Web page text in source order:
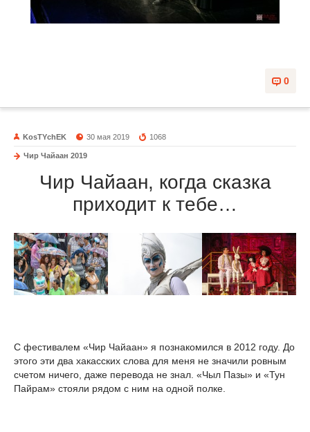
0
KosTYchEK 30 мая 2019 1068
Чир Чайаан 2019
Чир Чайаан, когда сказка
приходит к тебе…
С фестивалем «Чир Чайаан» я познакомился в 2012 году. До
этого эти два хакасских слова для меня не значили ровным
счетом ничего, даже перевода не знал. «Чыл Пазы» и «Тун
Пайрам» стояли рядом с ним на одной полке.